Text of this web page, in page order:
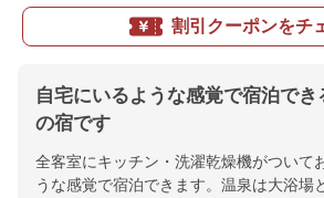
割引クーポンをチ
自宅にいるような感覚で宿泊でき
の宿です
全客室にキッチン・洗濯乾燥機がついて
うな感覚で宿泊できます。温泉は大浴場